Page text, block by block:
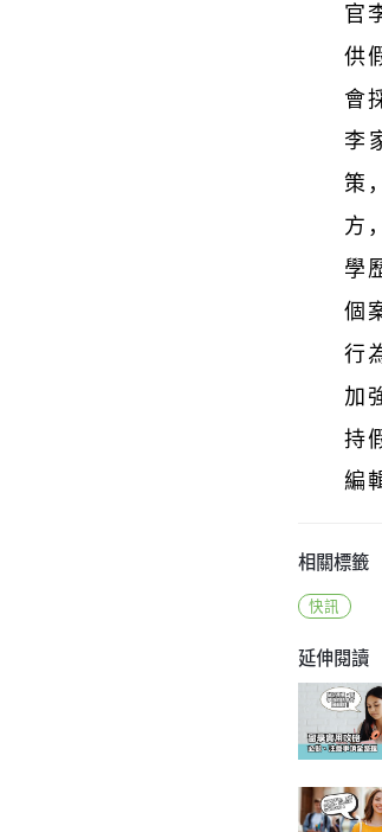
官
供
會
李
策
方
學
個
行
加
持
編
相關標籤
快訊
延伸閱讀